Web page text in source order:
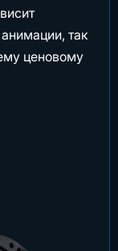
так
ценовому